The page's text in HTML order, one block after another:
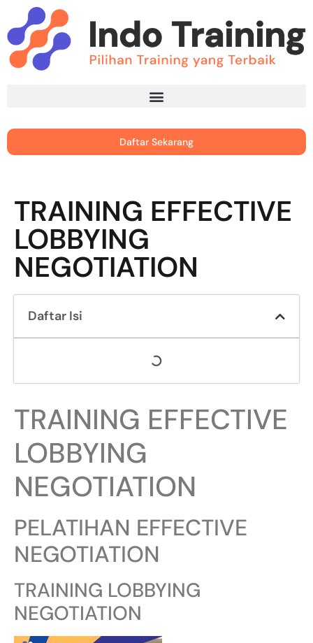
Daftar Sekarang
TRAINING EFFECTIVE
LOBBYING
NEGOTIATION
Daftar Isi
TRAINING EFFECTIVE
LOBBYING
NEGOTIATION
PELATIHAN EFFECTIVE
NEGOTIATION
TRAINING LOBBYING
NEGOTIATION